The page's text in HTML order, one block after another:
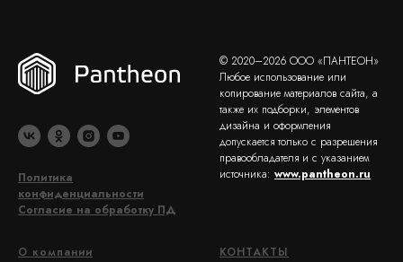
Политика
конфиденциальности
Согласие на обработку ПД
© 2020–2026 ООО «ПАНТЕОН»
Любое использование или
копирование материалов сайта, а
также их подборки, элементов
дизайна и оформления
допускается только с разрешения
правообладателя и с указанием
источника: www.pantheon.ru
О компании
КОНТАКТЫ